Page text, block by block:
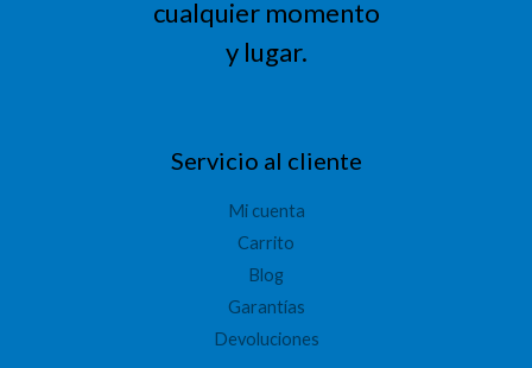
cualquier momento
y lugar.
Servicio al cliente
Mi cuenta
Carrito
Blog
Garantías
Devoluciones